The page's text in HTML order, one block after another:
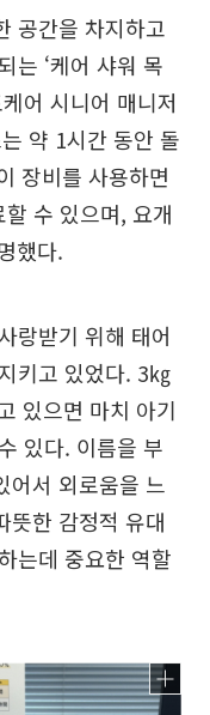
공간을 차지하고
는 ‘케어 샤워 목
어 시니어 매니저
약 1시간 동안 돌
장비를 사용하면
수 있으며, 요개
했다.
랑받기 위해 태어
키고 있었다. 3㎏
있으면 마치 아기
있다. 이름을 부
어서 외로움을 느
뜻한 감정적 유대
는데 중요한 역할